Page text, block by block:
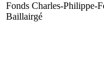
Fonds Charles-Philippe-
Baillairgé